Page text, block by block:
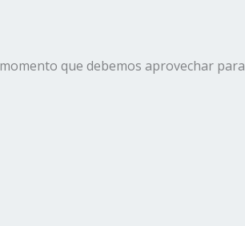
que debemos aprovechar para